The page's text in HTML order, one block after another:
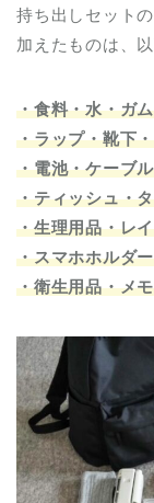
持ち出しセット
加えたものは、以
・食料・水・ガ
・ラップ・靴下
・電池・ケーブ
・ティッシュ・
・生理用品・レ
・スマホホルダ
・衛生用品・メ